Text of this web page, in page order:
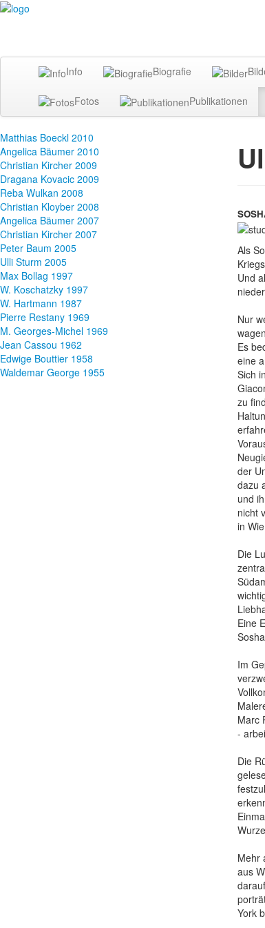
Info Biografie
Fotos Publikationen
Matthias Boeckl 2010
Angelica Bäumer 2010
Christian Kircher 2009
Dragana Kovacic 2009
Reba Wulkan 2008
Christian Kloyber 2008
Angelica Bäumer 2007
Christian Kircher 2007
Peter Baum 2005
Ulli Sturm 2005
Max Bollag 1997
W. Koschatzky 1997
W. Hartmann 1987
Pierre Restany 1969
M. Georges-Michel 1969
Jean Cassou 1962
Edwige Bouttier 1958
Waldemar George 1955
Als
Und
Nur
Es
eine
Sich
zu
der
dazu
und
nicht
in
Die
Eine
Im
Marc
-
Die
Mehr
aus
York